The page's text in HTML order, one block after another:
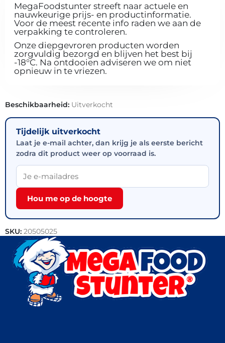
MegaFoodstunter streeft naar actuele en
nauwkeurige prijs- en productinformatie.
Voor de meest recente info raden we aan de
verpakking te controleren.
Onze diepgevroren producten worden
zorgvuldig bezorgd en blijven het best bij
-18°C. Na ontdooien adviseren we om niet
opnieuw in te vriezen.
Beschikbaarheid: Uitverkocht
Tijdelijk uitverkocht
Laat je e-mail achter, dan krijg je als eerste bericht
zodra dit product weer op voorraad is.
Hou me op de hoogte
SKU: 20505025
Categorieën:Bakkerij